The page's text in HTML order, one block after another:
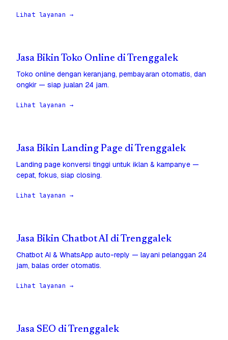
Lihat layanan →
Jasa Bikin Toko Online di Trenggalek
Toko online dengan keranjang, pembayaran otomatis, dan
ongkir — siap jualan 24 jam.
Lihat layanan →
Jasa Bikin Landing Page di Trenggalek
Landing page konversi tinggi untuk iklan & kampanye —
cepat, fokus, siap closing.
Lihat layanan →
Jasa Bikin Chatbot AI di Trenggalek
Chatbot AI & WhatsApp auto-reply — layani pelanggan 24
jam, balas order otomatis.
Lihat layanan →
Jasa SEO di Trenggalek